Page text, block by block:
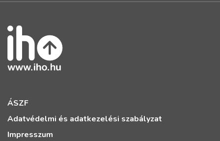
ÁSZF
Adatvédelmi és adatkezelési szabályzat
Impresszum